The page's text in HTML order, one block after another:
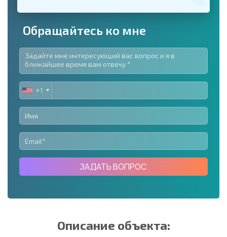
Обращайтесь ко мне
UNITED
STATES
+1
+1
ЗАДАТЬ ВОПРОС
Описание объекта: